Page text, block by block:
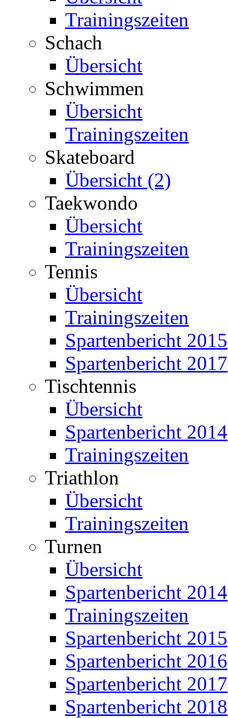
Trainingszeiten
Schach
Übersicht
Schwimmen
Übersicht
Trainingszeiten
Skateboard
Übersicht (2)
Taekwondo
Übersicht
Trainingszeiten
Tennis
Übersicht
Trainingszeiten
Spartenbericht 2015
Spartenbericht 2017
Tischtennis
Übersicht
Spartenbericht 2014
Trainingszeiten
Triathlon
Übersicht
Trainingszeiten
Turnen
Übersicht
Spartenbericht 2014
Trainingszeiten
Spartenbericht 2015
Spartenbericht 2016
Spartenbericht 2017
Spartenbericht 2018